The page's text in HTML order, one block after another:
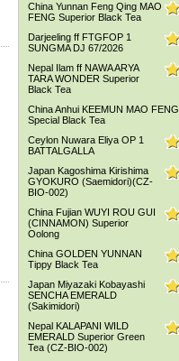
China Yunnan Feng Qing MAO
FENG Superior Black Tea
Darjeeling ff FTGFOP 1
SUNGMA DJ 67/2026
Nepal Ilam ff NAWA ARYA
TARA WONDER Superior
Black Tea
China Anhui KEEMUN MAO FENG
Special Black Tea
Ceylon Nuwara Eliya OP 1
BATTALGALLA
Japan Kagoshima Kirishima
GYOKURO (Saemidori)(CZ-
BIO-002)
China Fujian WUYI ROU GUI
(CINNAMON) Superior
Oolong
China GOLDEN YUNNAN
Tippy Black Tea
Japan Miyazaki Kobayashi
SENCHA EMERALD
(Sakimidori)
Nepal KALAPANI WILD
EMERALD Superior Green
Tea (CZ-BIO-002)